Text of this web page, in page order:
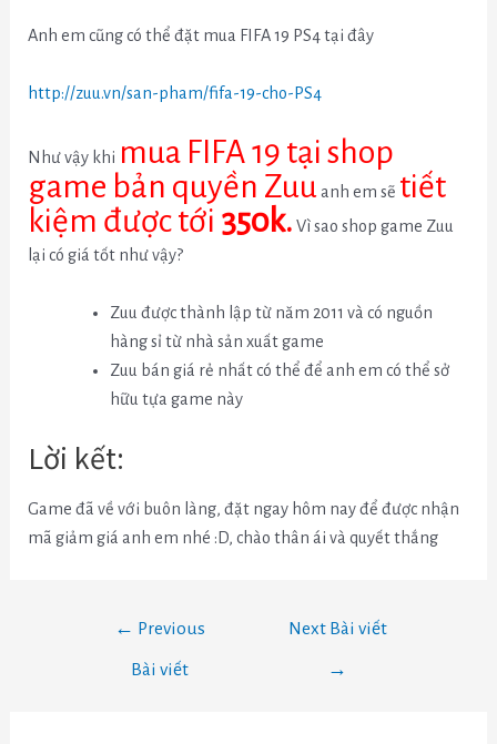
Anh em cũng có thể đặt mua FIFA 19 PS4 tại đây
http://zuu.vn/san-pham/fifa-19-cho-PS4
Như vậy khi mua FIFA 19 tại shop
game bản quyền Zuuanh em sẽ tiết
kiệm được tới 350k. Vì sao shop game Zuu
lại có giá tốt như vậy?
Zuu được thành lập từ năm 2011 và có nguồn
hàng sỉ từ nhà sản xuất game
Zuu bán giá rẻ nhất có thể để anh em có thể sở
hữu tựa game này
Lời kết:
Game đã về với buôn làng, đặt ngay hôm nay để được nhận
mã giảm giá anh em nhé :D, chào thân ái và quyết thắng
← Previous
Bài viết
Next Bài viết
→